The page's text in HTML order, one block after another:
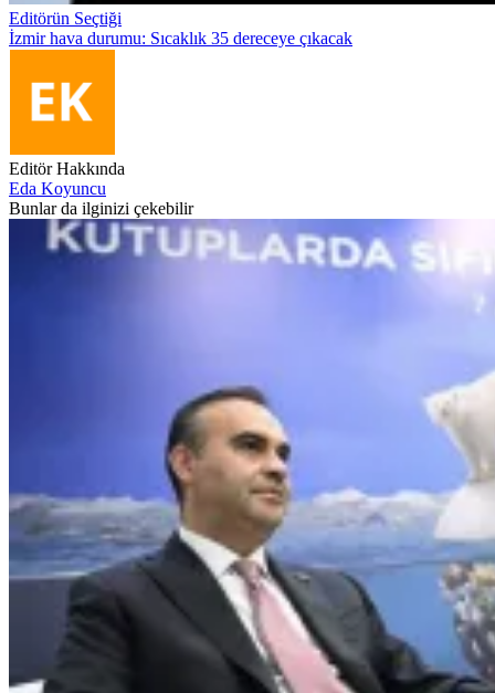
Editörün Seçtiği
İzmir hava durumu: Sıcaklık 35 dereceye çıkacak
Editör Hakkında
Eda Koyuncu
Bunlar da ilginizi çekebilir